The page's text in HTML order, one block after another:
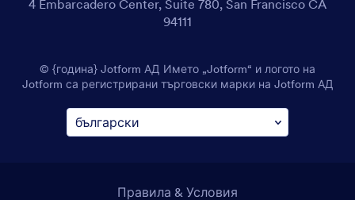
4 Embarcadero Center, Suite 780, San Francisco CA
94111
© {година} Jotform АД Името „Jotform“ и логото на
Jotform са регистрирани търговски марки на Jotform АД
Правила & Условия